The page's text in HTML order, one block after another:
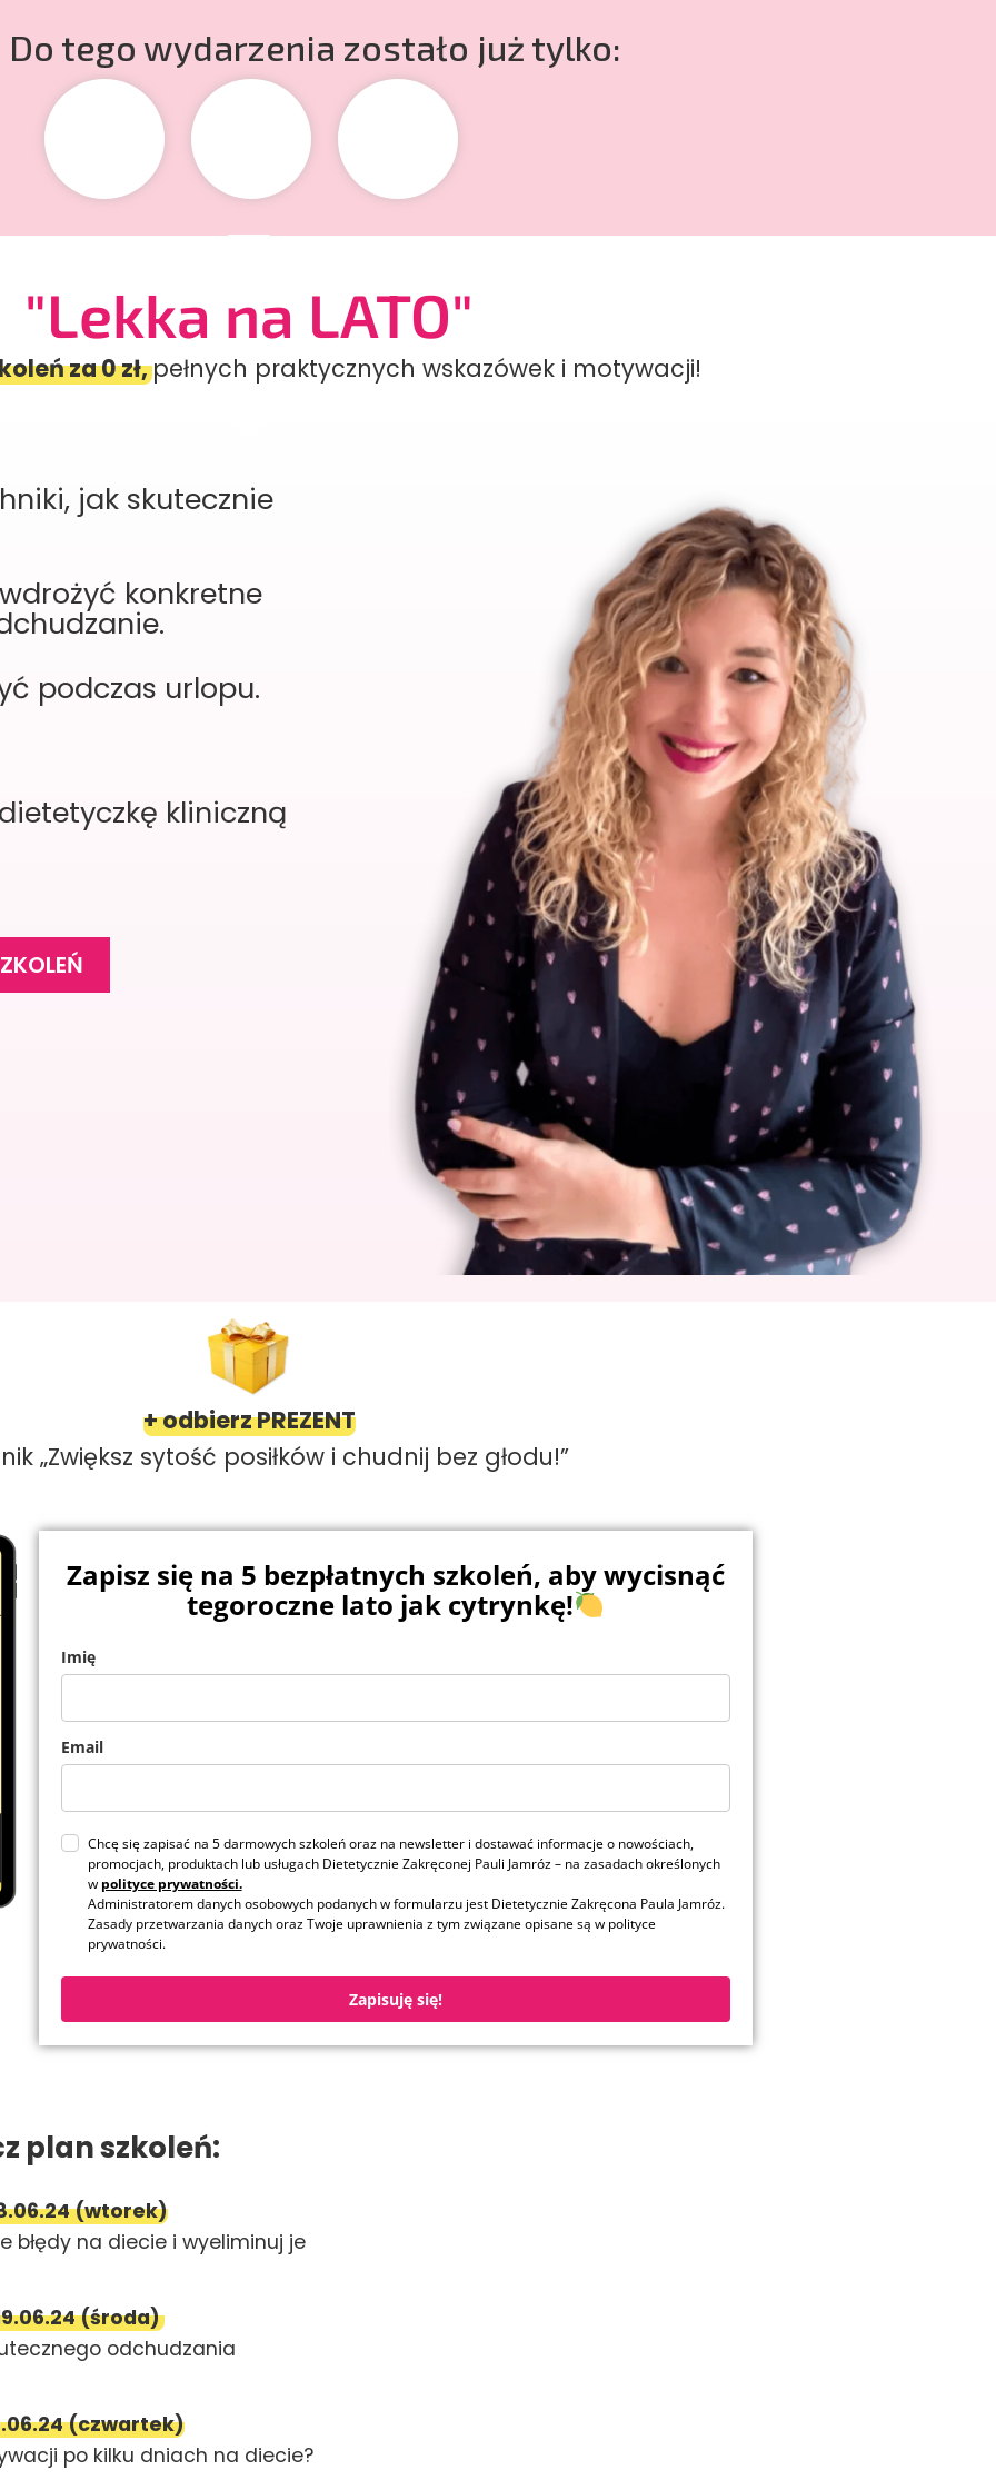
Do tego wydarzenia zostało już tylko:
"Lekka na LATO"
za 0 zł,pełnych praktycznych wskazówek i motywacji!
jak skutecznie
konkretne
podczas urlopu.
dietetyczkę kliniczną
+ odbierz PREZENT
„Zwiększ sytość posiłków i chudnij bez głodu!”
Zapisz się na 5 bezpłatnych szkoleń, aby wycisnąć
tegoroczne lato jak cytrynkę!
Imię
Email
Chcę się zapisać na 5 darmowych szkoleń oraz na newsletter i dostawać informacje o nowościach,
promocjach, produktach lub usługach Dietetycznie Zakręconej Pauli Jamróz – na zasadach określonych
w polityce prywatności.
Administratorem danych osobowych podanych w formularzu jest Dietetycznie Zakręcona Paula Jamróz.
Zasady przetwarzania danych oraz Twoje uprawnienia z tym związane opisane są w polityce
prywatności.
Zapisuję się!
plan szkoleń:
(wtorek)
błędy na diecie i wyeliminuj je
(środa)
odchudzania
(czwartek)
po kilku dniach na diecie?